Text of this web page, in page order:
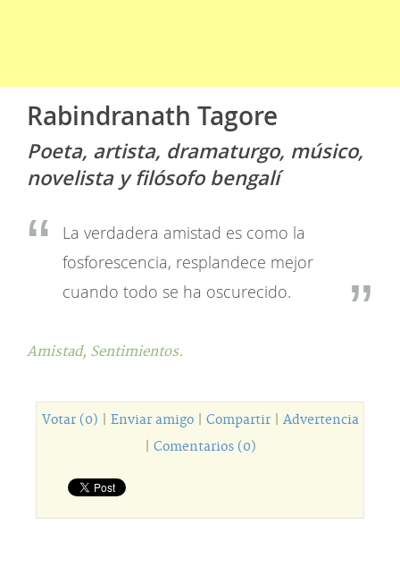
Rabindranath Tagore
Poeta, artista, dramaturgo, músico,
novelista y filósofo bengalí
La verdadera amistad es como la
fosforescencia, resplandece mejor
cuando todo se ha oscurecido.
Amistad, Sentimientos.
Votar (0) Enviar amigo| Compartir| Advertencia
Comentarios (0)